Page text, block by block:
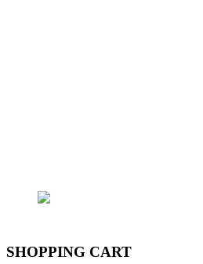
SHOPPING CART